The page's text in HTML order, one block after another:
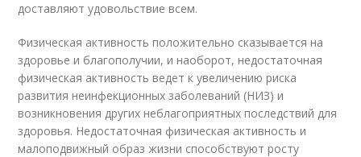
доставляют удовольствие всем.
Физическая активность положительно сказывается на
здоровье и благополучии, и наоборот, недостаточная
физическая активность ведет к увеличению риска
развития неинфекционных заболеваний (НИЗ) и
возникновения других неблагоприятных последствий для
здоровья. Недостаточная физическая активность и
малоподвижный образ жизни способствуют росту